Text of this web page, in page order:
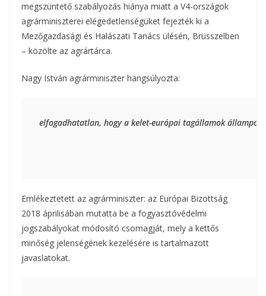
megszüntető szabályozás hiánya miatt a V4-országok
agrárminiszterei elégedetlenségüket fejezték ki a
Mezőgazdasági és Halászati Tanács ülésén, Brüsszelben
– közölte az agrártárca.
Nagy István agrárminiszter hangsúlyozta:
elfogadhatatlan, hogy a kelet-európai tagállamok
Emlékeztetett az agrárminiszter: az Európai Bizottság
2018 áprilisában mutatta be a fogyasztóvédelmi
jogszabályokat módosító csomagját, mely a kettős
minőség jelenségének kezelésére is tartalmazott
javaslatokat.